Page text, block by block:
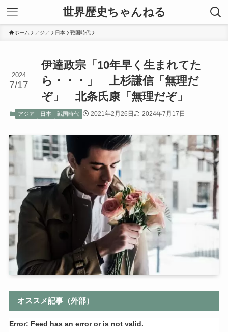
世界歴史ちゃんねる
ホーム アジア 日本 戦国時代
伊達政宗「10年早く生まれてた
ら・・・」 上杉謙信「無理だ
ぞ」 北条氏康「無理だぞ」
2024
7/17
アジア 日本 戦国時代 2021年2月26日 2024年7月17日
オススメ記事（外部）
Error: Feed has an error or is not valid.